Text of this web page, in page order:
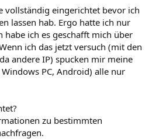
vollständig eingerichtet bevor ich
lassen hab. Ergo hatte ich nur
habe ich es geschafft mich über
ich das jetzt versuch (mit den
andere IP) spucken mir meine
PC, Android) alle nur
zu bestimmten